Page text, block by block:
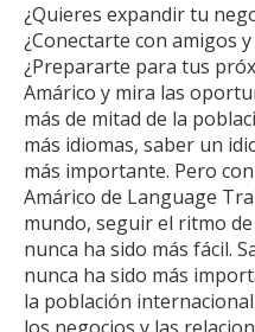
¿Quieres expandir tu
¿Conectarte con amigos
¿Prepararte para tus
Amárico y mira las
más de mitad de la
más idiomas, saber un
más importante. Pero
Amárico de Language
mundo, seguir el ritmo
nunca ha sido más fácil.
nunca ha sido más
la población